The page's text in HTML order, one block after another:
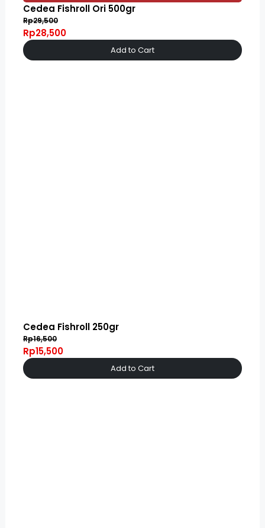
Cedea Fishroll Ori 500gr
Rp29,500
Rp28,500
Add to Cart
Cedea Fishroll 250gr
Rp16,500
Rp15,500
Add to Cart